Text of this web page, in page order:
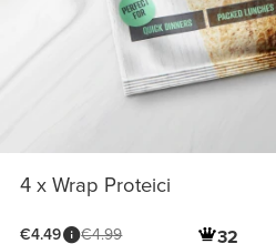
4 x Wrap Proteici
€4.49 €4.99 32